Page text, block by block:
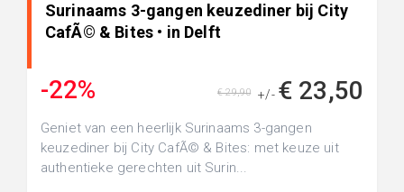
Surinaams 3-gangen keuzediner bij City
CafÃ© & Bites • in Delft
-22% +/- € 23,50
€ 29,90
Geniet van een heerlijk Surinaams 3-gangen
keuzediner bij City CafÃ© & Bites: met keuze uit
authentieke gerechten uit Surin...